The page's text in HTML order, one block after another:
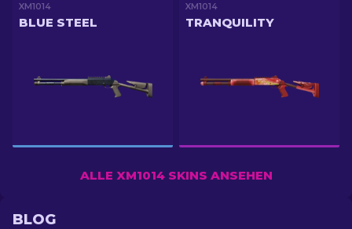
XM1014
BLUE STEEL
XM1014
TRANQUILITY
ALLE XM1014 SKINS ANSEHEN
BLOG